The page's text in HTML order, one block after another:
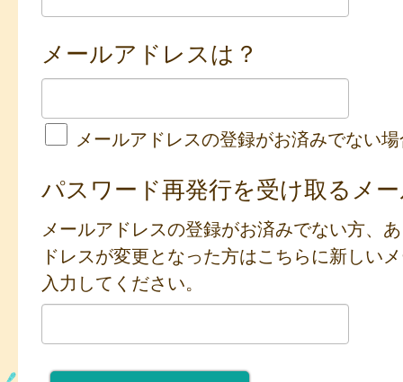
メールアドレスは？
メールアドレスの登録がお済みでない
パスワード再発行を受け取るメ
メールアドレスの登録がお済みでない方、
ドレスが変更となった方はこちらに新しい
入力してください。